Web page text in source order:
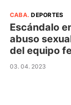
CABA.DEPORTES
Escándalo
abuso
del equipo
03. 04. 2023